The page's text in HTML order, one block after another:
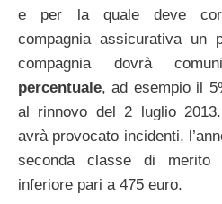
e per la quale deve
compagnia assicurativa un
compagnia dovrà
percentuale, ad esempio il
al rinnovo del 2 luglio
avrà provocato incidenti,
seconda classe di merito
inferiore pari a 475 euro.